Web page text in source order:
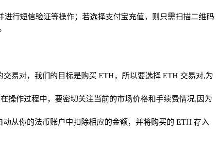
行短信验证等操作；若选择支付宝充值，则只需扫描二维码
易对，我们的目标是购买 ETH，所以要选择 ETH 交易对,为
操作过程中，要密切关注当前的市场价格和手续费情况,因为
从你的法币账户中扣除相应的金额，并将购买的 ETH 存入